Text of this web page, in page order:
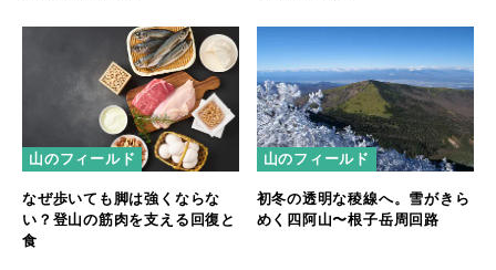
山のフィールド
なぜ歩いても脚は強くならな
い？登山の筋肉を支える回復と
食
山のフィールド
初冬の透明な稜線へ。雪がきら
めく四阿山〜根子岳周回路